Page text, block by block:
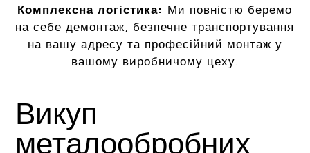
Комплексна логістика: Ми повністю беремо
на себе демонтаж, безпечне транспортування
на вашу адресу та професійний монтаж у
вашому виробничому цеху.
Викуп
металообробних